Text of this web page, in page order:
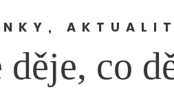
děje, co